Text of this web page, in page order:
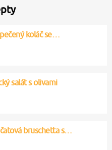
koláč se…
bruschetta s…
salát s olivami